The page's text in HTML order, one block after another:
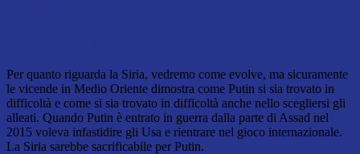
Per quanto riguarda la Siria, vedremo come evolve, ma sicuramente
le vicende in Medio Oriente dimostra come Putin si sia trovato in
difficoltà e come si sia trovato in difficoltà anche nello scegliersi gli
alleati. Quando Putin è entrato in guerra dalla parte di Assad nel
2015 voleva infastidire gli Usa e rientrare nel gioco internazionale.
La Siria sarebbe sacrificabile per Putin.